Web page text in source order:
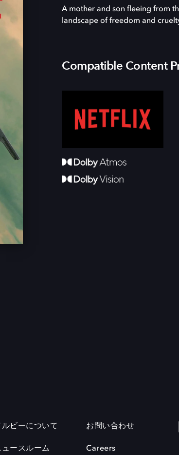
A mother and son fleeing from
landscape of freedom and
Compatible Content
ルビーについて
ュースルーム
お問い合わせ
Careers